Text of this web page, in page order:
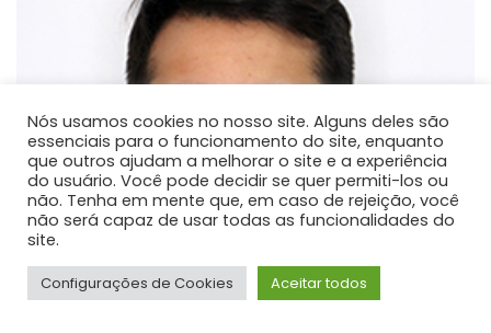
Nós usamos cookies no nosso site. Alguns deles são
essenciais para o funcionamento do site, enquanto
que outros ajudam a melhorar o site e a experiência
do usuário. Você pode decidir se quer permiti-los ou
não. Tenha em mente que, em caso de rejeição, você
não será capaz de usar todas as funcionalidades do
site.
Configurações de Cookies Aceitar todos